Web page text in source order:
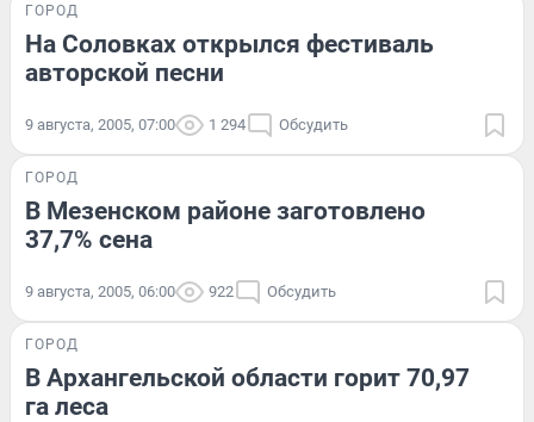
ГОРОД
На Соловках открылся фестиваль
авторской песни
9 августа, 2005, 07:00 1 294 Обсудить
ГОРОД
В Мезенском районе заготовлено
37,7% сена
9 августа, 2005, 06:00 922 Обсудить
ГОРОД
В Архангельской области горит 70,97
га леса